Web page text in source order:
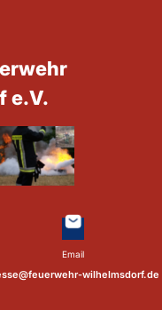
e.V.
Email
wilhelmsdorf.de